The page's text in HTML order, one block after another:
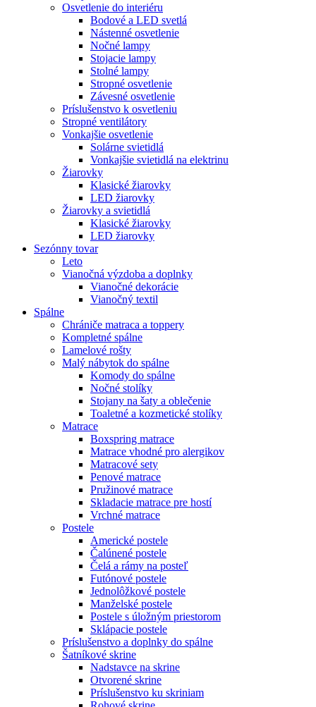
Osvetlenie do interiéru
Bodové a LED svetlá
Nástenné osvetlenie
Nočné lampy
Stojacie lampy
Stolné lampy
Stropné osvetlenie
Závesné osvetlenie
Príslušenstvo k osvetleniu
Stropné ventilátory
Vonkajšie osvetlenie
Solárne svietidlá
Vonkajšie svietidlá na elektrinu
Žiarovky
Klasické žiarovky
LED žiarovky
Žiarovky a svietidlá
Klasické žiarovky
LED žiarovky
Sezónny tovar
Leto
Vianočná výzdoba a doplnky
Vianočné dekorácie
Vianočný textil
Spálne
Chrániče matraca a toppery
Kompletné spálne
Lamelové rošty
Malý nábytok do spálne
Komody do spálne
Nočné stolíky
Stojany na šaty a oblečenie
Toaletné a kozmetické stolíky
Matrace
Boxspring matrace
Matrace vhodné pro alergikov
Matracové sety
Penové matrace
Pružinové matrace
Skladacie matrace pre hostí
Vrchné matrace
Postele
Americké postele
Čalúnené postele
Čelá a rámy na posteľ
Futónové postele
Jednolôžkové postele
Manželské postele
Postele s úložným priestorom
Sklápacie postele
Príslušenstvo a doplnky do spálne
Šatníkové skrine
Nadstavce na skrine
Otvorené skrine
Príslušenstvo ku skriniam